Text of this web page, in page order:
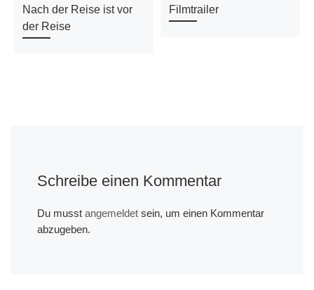
Nach der Reise ist vor
der Reise
Filmtrailer
Schreibe einen Kommentar
Du musst angemeldetsein, um einen Kommentar
abzugeben.